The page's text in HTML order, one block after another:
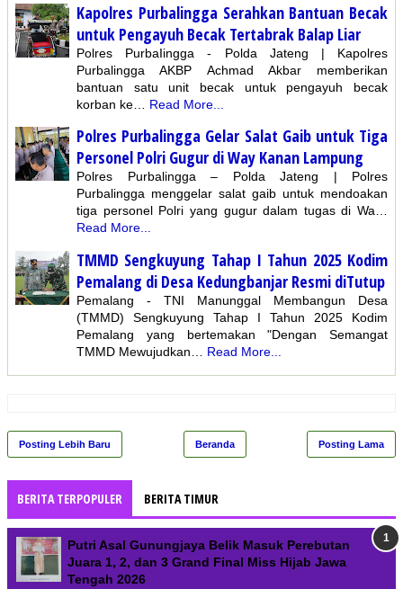
Kapolres Purbalingga Serahkan Bantuan Becak
untuk Pengayuh Becak Tertabrak Balap Liar
Polres PurbaIingga - Polda Jateng | Kapolres
Purbalingga AKBP Achmad Akbar memberikan
bantuan satu unit becak untuk pengayuh becak
korban ke…
Read More...
Polres Purbalingga Gelar Salat Gaib untuk Tiga
Personel Polri Gugur di Way Kanan Lampung
Polres Purbalingga – Polda Jateng | Polres
Purbalingga menggelar salat gaib untuk mendoakan
tiga personel Polri yang gugur dalam tugas di Wa…
Read More...
TMMD Sengkuyung Tahap I Tahun 2025 Kodim
Pemalang di Desa Kedungbanjar Resmi diTutup
Pemalang - TNI Manunggal Membangun Desa
(TMMD) Sengkuyung Tahap I Tahun 2025 Kodim
Pemalang yang bertemakan "Dengan Semangat
TMMD Mewujudkan…
Read More...
Posting Lebih Baru Posting Lama
Beranda
BERITA TERPOPULER BERITA TIMUR
Putri Asal Gunungjaya Belik Masuk Perebutan
Juara 1, 2, dan 3 Grand Final Miss Hijab Jawa
Tengah 2026